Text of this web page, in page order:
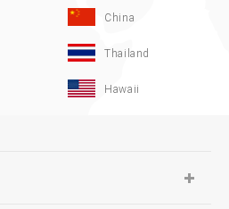
China
Thailand
Hawaii